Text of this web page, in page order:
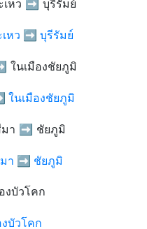
เหว ➡️ บุรีรัมย์
ในเมืองชัยภูมิ
มา ➡️ ชัยภูมิ
บัวโคก